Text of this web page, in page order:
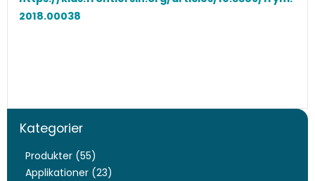
2018.00038
Kategorier
Produkter (55)
Applikationer (23)